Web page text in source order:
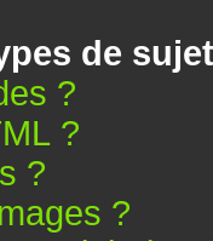
de sujet
?
?
?
?